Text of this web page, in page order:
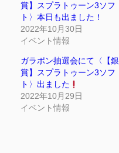
賞】スプラトゥーン3ソフ
ト〉本日も出ました！
2022年10月30日
イベント情報
ガラポン抽選会にて〈【銀
賞】スプラトゥーン3ソフ
ト〉出ました
2022年10月29日
イベント情報